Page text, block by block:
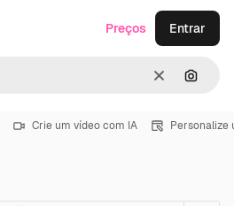
Limpar
Preços Entrar
Crie um vídeo com IA Personalize